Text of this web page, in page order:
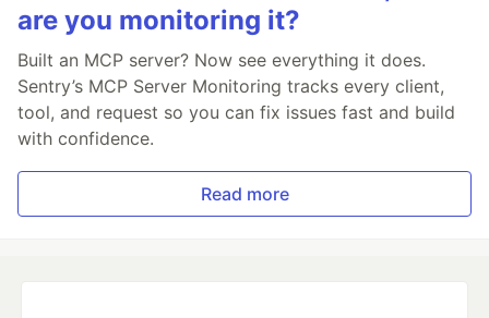
are you monitoring it?
Built an MCP server? Now see everything it does.
Sentry’s MCP Server Monitoring tracks every client,
tool, and request so you can fix issues fast and build
with confidence.
Read more